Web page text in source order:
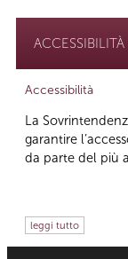
ACCESSIBILITÀ
Accessibilità
La
garantire
da parte del più
leggi tutto